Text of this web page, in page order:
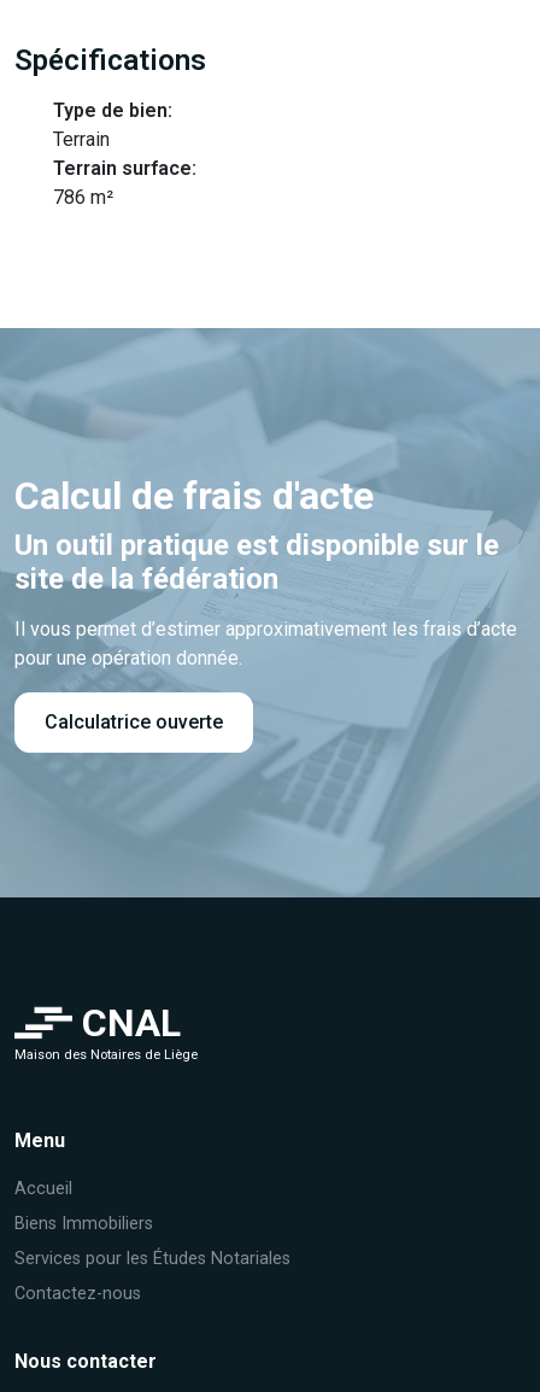
Spécifications
Type de bien:
Terrain
Terrain surface:
786 m²
Calcul de frais d'acte
Un outil pratique est disponible sur le
site de la fédération
Il vous permet d’estimer approximativement les frais d’acte
pour une opération donnée.
Calculatrice ouverte
CNAL
Maison des Notaires de Liège
Menu
Accueil
Biens Immobiliers
Services pour les Études Notariales
Contactez-nous
Nous contacter